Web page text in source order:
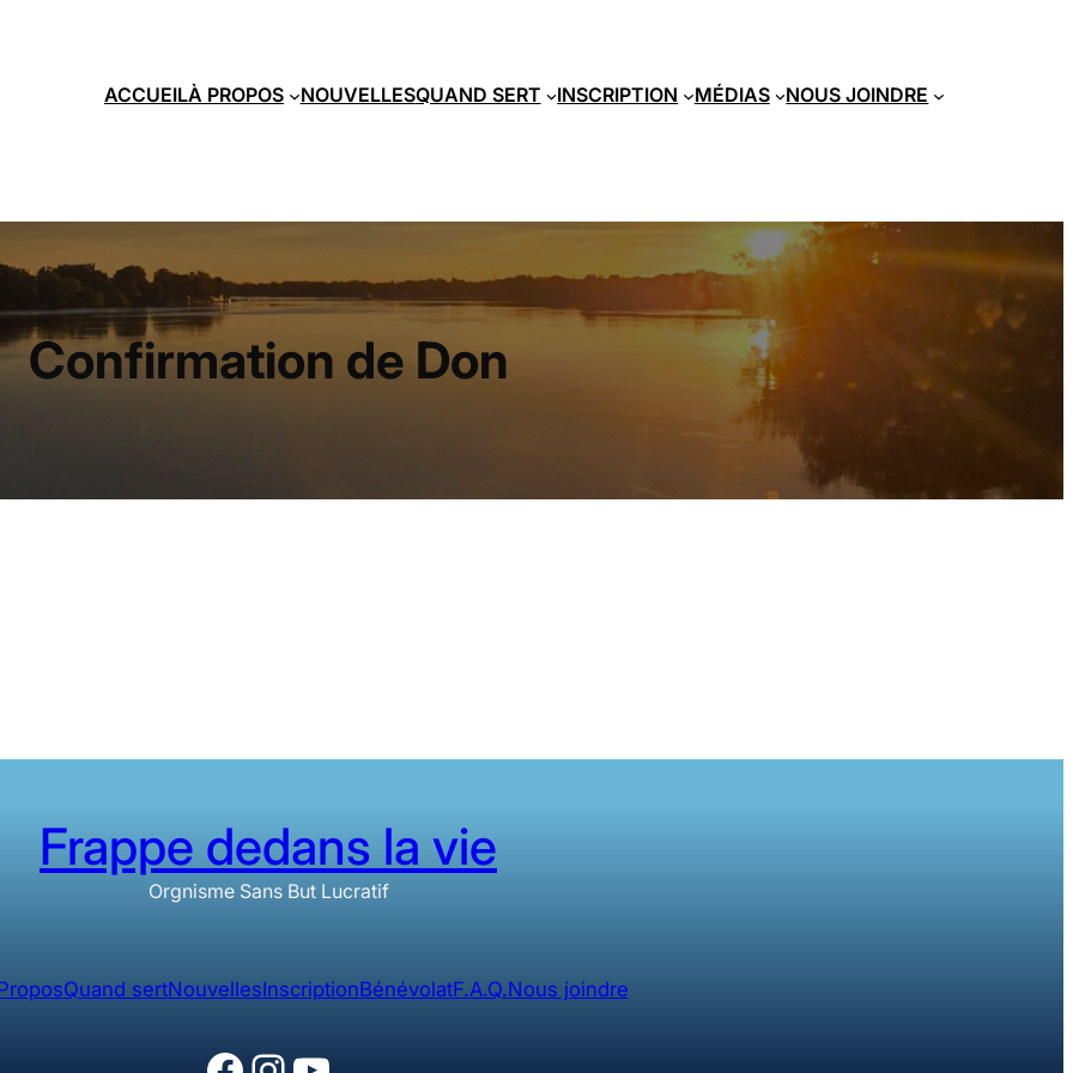
ACCUEILÀ PROPOS NOUVELLESQUAND SERT INSCRIPTION MÉDIAS NOUS JOINDRE
Confirmation de Don
Frappe dedans la vie
Orgnisme Sans But Lucratif
Quand sertNouvellesInscriptionBénévolatF.A.Q.Nous joindre